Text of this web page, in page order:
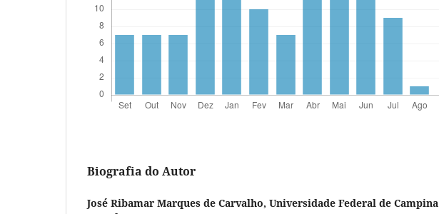
Biografia do Autor
José Ribamar Marques de Carvalho, Universidade Federal de Campina